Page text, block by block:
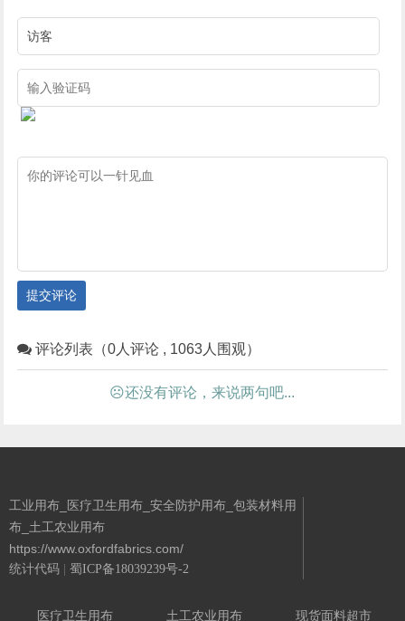
提交评论
评论列表（0人评论 , 1063人围观）
☹还没有评论，来说两句吧...
工业用布_医疗卫生用布_安全防护用布_包装材料用
布_土工农业用布
https://www.oxfordfabrics.com/
统计代码 蜀ICP备18039239号-2
医疗卫生用布 土工农业用布 现货面料超市